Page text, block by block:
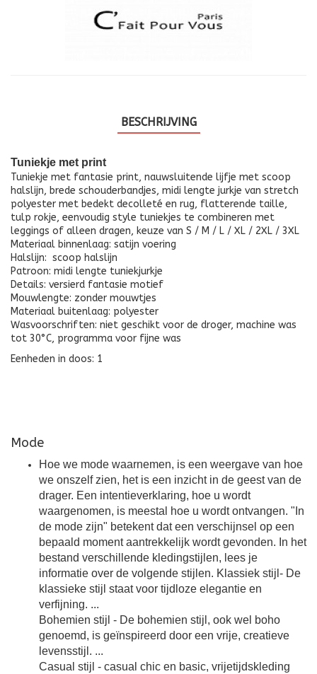
BESCHRIJVING
Tuniekje met print
Tuniekje met fantasie print, nauwsluitende lijfje met scoop
halslijn, brede schouderbandjes, midi lengte jurkje van stretch
polyester met bedekt decolleté en rug, flatterende taille,
tulp rokje, eenvoudig style tuniekjes te combineren met
leggings of alleen dragen, keuze van S / M / L / XL / 2XL / 3XL
Materiaal binnenlaag: satijn voering
Halslijn: scoop halslijn
Patroon: midi lengte tuniekjurkje
Details: versierd fantasie motief
Mouwlengte: zonder mouwtjes
Materiaal buitenlaag: polyester
Wasvoorschriften: niet geschikt voor de droger, machine was
tot 30°C, programma voor fijne was
Eenheden in doos: 1
Mode
Hoe we mode waarnemen, is een weergave van hoe
we onszelf zien, het is een inzicht in de geest van de
drager. Een intentieverklaring, hoe u wordt
waargenomen, is meestal hoe u wordt ontvangen. "In
de mode zijn" betekent dat een verschijnsel op een
bepaald moment aantrekkelijk wordt gevonden. In het
bestand verschillende kledingstijlen, lees je
informatie over de volgende stijlen. Klassiek stijl- De
klassieke stijl staat voor tijdloze elegantie en
verfijning. ...
Bohemien stijl - De bohemien stijl, ook wel boho
genoemd, is geïnspireerd door een vrije, creatieve
levensstijl. ...
Casual stijl - casual chic en basic, vrijetijdskleding